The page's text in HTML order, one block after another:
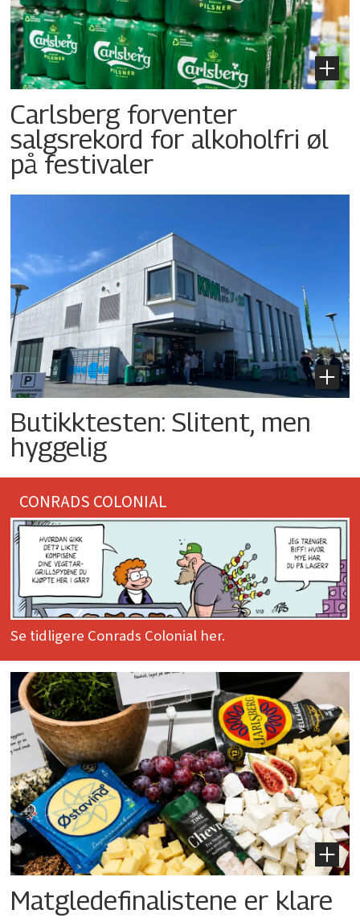
Carlsberg forventer
salgsrekord for alkoholfri øl
på festivaler
Butikktesten: Slitent, men
hyggelig
CONRADS COLONIAL
Se tidligere Conrads Colonial her.
Matgledefinalistene er klare